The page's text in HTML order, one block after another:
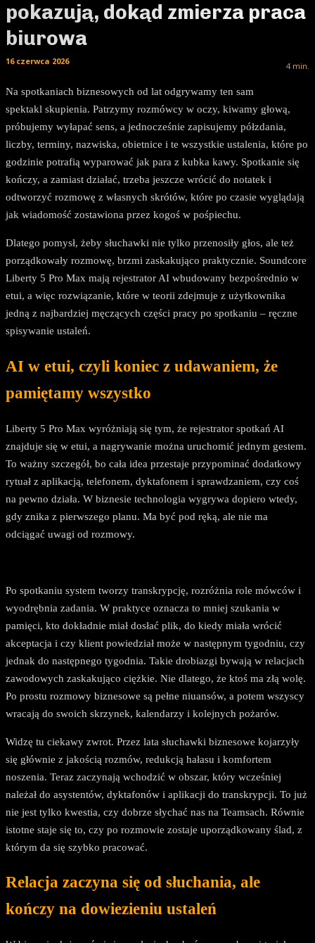
pokazują, dokąd zmierza praca
biurowa
4min.
16 czerwca 2026
Na spotkaniach biznesowych od lat odgrywamy ten sam
spektakl skupienia. Patrzymy rozmówcy w oczy, kiwamy głową,
próbujemy wyłapać sens, a jednocześnie zapisujemy półzdania,
liczby, terminy, nazwiska, obietnice i te wszystkie ustalenia, które po
godzinie potrafią wyparować jak para z kubka kawy. Spotkanie się
kończy, a zamiast działać, trzeba jeszcze wrócić do notatek i
odtworzyć rozmowę z własnych skrótów, które po czasie wyglądają
jak wiadomość zostawiona przez kogoś w pośpiechu.
Dlatego pomysł, żeby słuchawki nie tylko przenosiły głos, ale też
porządkowały rozmowę, brzmi zaskakująco praktycznie. Soundcore
Liberty 5 Pro Max mają rejestrator AI wbudowany bezpośrednio w
etui, a więc rozwiązanie, które w teorii zdejmuje z użytkownika
jedną z najbardziej męczących części pracy po spotkaniu – ręczne
spisywanie ustaleń.
AI w etui, czyli koniec z udawaniem, że
pamiętamy wszystko
Liberty 5 Pro Max wyróżniają się tym, że rejestrator spotkań AI
znajduje się w etui, a nagrywanie można uruchomić jednym gestem.
To ważny szczegół, bo cała idea przestaje przypominać dodatkowy
rytuał z aplikacją, telefonem, dyktafonem i sprawdzaniem, czy coś
na pewno działa. W biznesie technologia wygrywa dopiero wtedy,
gdy znika z pierwszego planu. Ma być pod ręką, ale nie ma
odciągać uwagi od rozmowy.
Po spotkaniu system tworzy transkrypcję, rozróżnia role mówców i
wyodrębnia zadania. W praktyce oznacza to mniej szukania w
pamięci, kto dokładnie miał dosłać plik, do kiedy miała wrócić
akceptacja i czy klient powiedział może w następnym tygodniu, czy
jednak do następnego tygodnia. Takie drobiazgi bywają w relacjach
zawodowych zaskakująco ciężkie. Nie dlatego, że ktoś ma złą wolę.
Po prostu rozmowy biznesowe są pełne niuansów, a potem wszyscy
wracają do swoich skrzynek, kalendarzy i kolejnych pożarów.
Widzę tu ciekawy zwrot. Przez lata słuchawki biznesowe kojarzyły
się głównie z jakością rozmów, redukcją hałasu i komfortem
noszenia. Teraz zaczynają wchodzić w obszar, który wcześniej
należał do asystentów, dyktafonów i aplikacji do transkrypcji. To już
nie jest tylko kwestia, czy dobrze słychać nas na Teamsach. Równie
istotne staje się to, czy po rozmowie zostaje uporządkowany ślad, z
którym da się szybko pracować.
Relacja zaczyna się od słuchania, ale
kończy na dowiezieniu ustaleń